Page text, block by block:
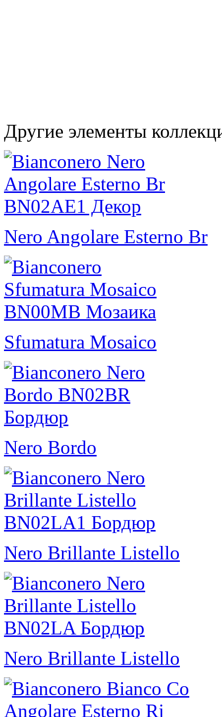
Другие элементы
Nero Angolare Esterno Br
Sfumatura Mosaico
Nero Bordo
Nero Brillante Listello
Nero Brillante Listello